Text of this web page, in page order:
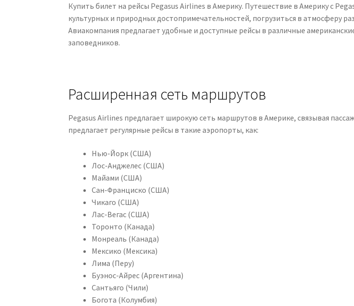
Купить билет на рейсы Pegasus Airlines в Америку. Путешествие в Америку с
культурных и природных достопримечательностей, погрузиться в атмосферу
Авиакомпания предлагает удобные и доступные рейсы в различные
заповедников.
Расширенная сеть маршрутов
Pegasus Airlines предлагает широкую сеть маршрутов в Америке, связывая
предлагает регулярные рейсы в такие аэропорты, как:
Нью-Йорк (США)
Лос-Анджелес (США)
Майами (США)
Сан-Франциско (США)
Чикаго (США)
Лас-Вегас (США)
Торонто (Канада)
Монреаль (Канада)
Мексико (Мексика)
Лима (Перу)
Буэнос-Айрес (Аргентина)
Сантьяго (Чили)
Богота (Колумбия)